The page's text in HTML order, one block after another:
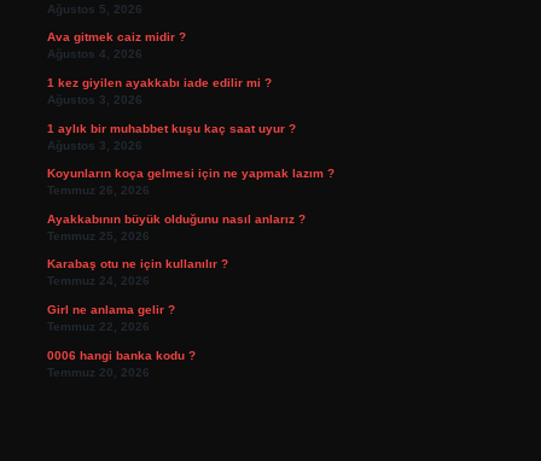
Ağustos 5, 2026
Ava gitmek caiz midir ?
Ağustos 4, 2026
1 kez giyilen ayakkabı iade edilir mi ?
Ağustos 3, 2026
1 aylık bir muhabbet kuşu kaç saat uyur ?
Ağustos 3, 2026
Koyunların koça gelmesi için ne yapmak lazım ?
Temmuz 26, 2026
Ayakkabının büyük olduğunu nasıl anlarız ?
Temmuz 25, 2026
Karabaş otu ne için kullanılır ?
Temmuz 24, 2026
Girl ne anlama gelir ?
Temmuz 22, 2026
0006 hangi banka kodu ?
Temmuz 20, 2026